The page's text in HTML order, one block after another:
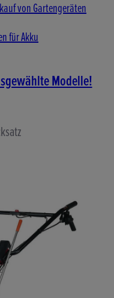
von Gartengeräten
für Akku
Modelle!